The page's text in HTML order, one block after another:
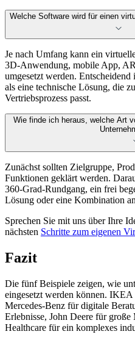
Welche Software wird für einen
Je nach Umfang kann ein
3D-Anwendung, mobile App,
umgesetzt werden.
als eine technische Lösung, die
Vertriebsprozess passt.
Wie finde ich heraus, welche Art
Zunächst sollten Zielgruppe,
Funktionen geklärt werden.
360-Grad-Rundgang, ein frei
Lösung oder eine Kombination
Sprechen Sie mit uns über Ihre
nächsten Schritte zum eigenen
Fazit
Die fünf Beispiele zeigen, wie
eingesetzt werden können.
Mercedes-Benz für digitale
Erlebnisse, John Deere für
Healthcare für ein komplexes